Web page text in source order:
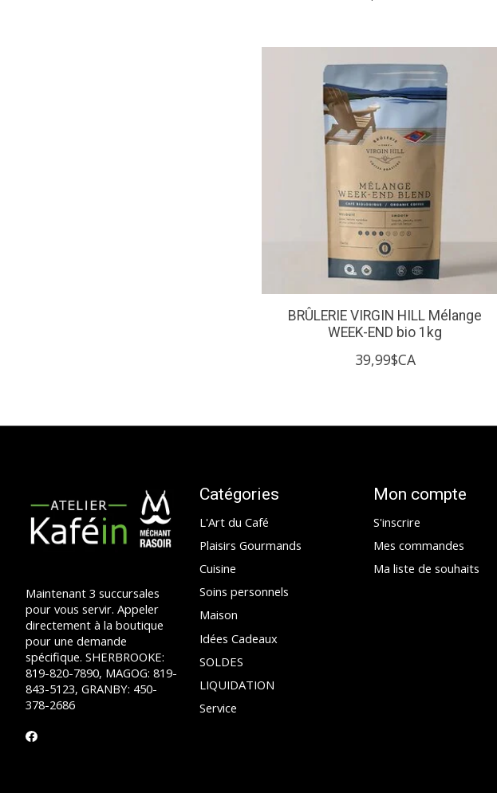
BRÛLERIE VIRGIN HILL Mélange
WEEK-END bio 1kg
39,99$CA
Maintenant 3 succursales
pour vous servir. Appeler
directement à la boutique
pour une demande
spécifique. SHERBROOKE:
819-820-7890, MAGOG: 819-
843-5123, GRANBY: 450-
378-2686
Catégories
L'Art du Café
Plaisirs Gourmands
Cuisine
Soins personnels
Maison
Idées Cadeaux
SOLDES
LIQUIDATION
Service
Mon compte
S'inscrire
Mes commandes
Ma liste de souhaits